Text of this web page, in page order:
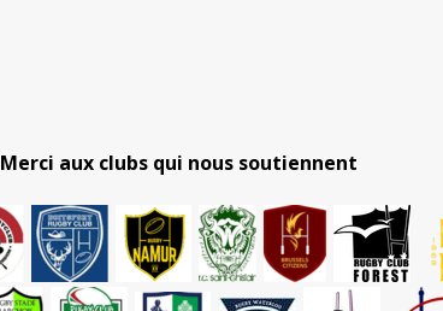
Merci aux clubs qui nous soutiennent